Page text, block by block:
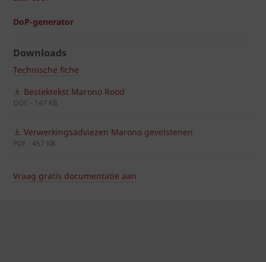
DoP-generator
Downloads
Technische fiche
Bestektekst Marono Rood
DOC - 147 KB
Verwerkingsadviezen Marono gevelstenen
PDF - 457 KB
Vraag gratis documentatie aan